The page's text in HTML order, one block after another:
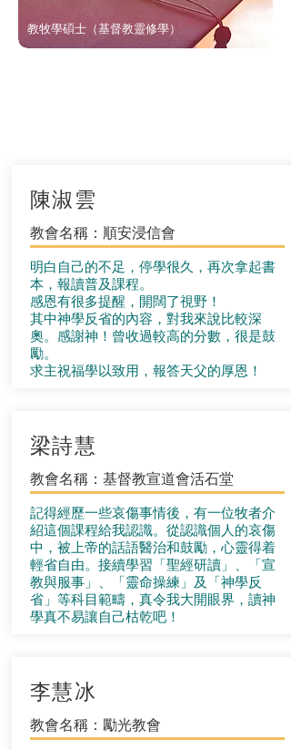
教牧學碩士（基督教靈修學）
陳淑雲
教會名稱：順安浸信會
明白自己的不足，停學很久，再次拿起書
本，報讀普及課程。
感恩有很多提醒，開闊了視野！
其中神學反省的內容，對我來說比較深
奧。感謝神！曾收過較高的分數，很是鼓
勵。
求主祝福學以致用，報答天父的厚恩！
梁詩慧
教會名稱：基督教宣道會活石堂
記得經歷一些哀傷事情後，有一位牧者介
紹這個課程給我認識。從認識個人的哀傷
中，被上帝的話語醫治和鼓勵，心靈得着
輕省自由。接續學習「聖經研讀」、「宣
教與服事」、「靈命操練」及「神學反
省」等科目範疇，真令我大開眼界，讀神
學真不易讓自己枯乾吧！
李慧冰
教會名稱：勵光教會